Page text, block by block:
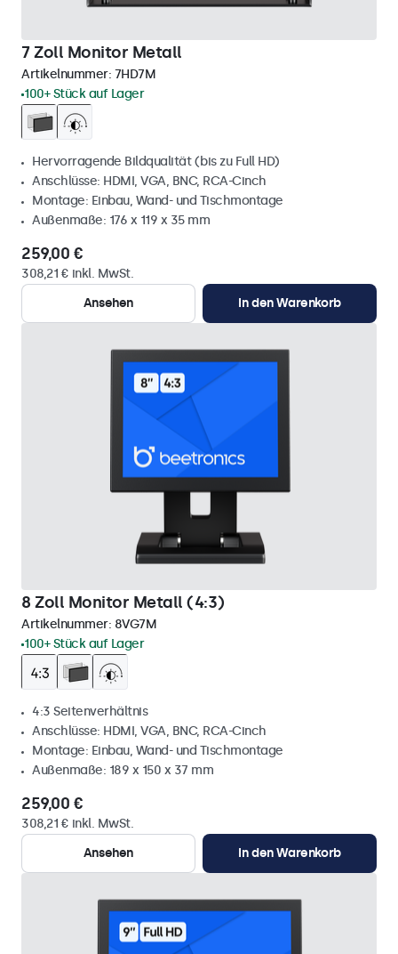
7 Zoll Monitor Metall
Artikelnummer: 7HD7M
100+ Stück auf Lager
Hervorragende Bildqualität (bis zu Full HD)
Anschlüsse: HDMI, VGA, BNC, RCA-Cinch
Montage: Einbau, Wand- und Tischmontage
Außenmaße: 176 x 119 x 35 mm
259,00 €
308,21 € inkl. MwSt.
Ansehen
In den Warenkorb
8 Zoll Monitor Metall (4:3)
Artikelnummer: 8VG7M
100+ Stück auf Lager
4:3 Seitenverhältnis
Anschlüsse: HDMI, VGA, BNC, RCA-Cinch
Montage: Einbau, Wand- und Tischmontage
Außenmaße: 189 x 150 x 37 mm
259,00 €
308,21 € inkl. MwSt.
Ansehen
In den Warenkorb